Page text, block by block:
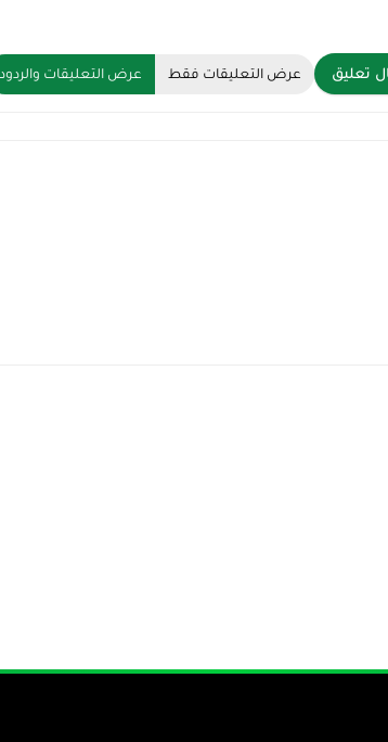
تعليق عرض التعليقات فقط عرض التعليقات والردود